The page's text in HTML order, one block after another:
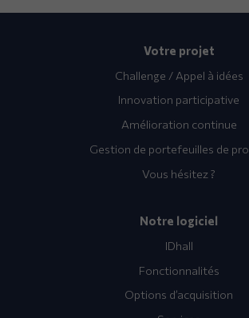
Votre projet
Challenge / Appel à idées
Innovation participative
Amélioration continue
Gestion de portefeuilles de
Vous hésitez ?
Notre logiciel
IDhall
Fonctionnalités
Options d’acquisition